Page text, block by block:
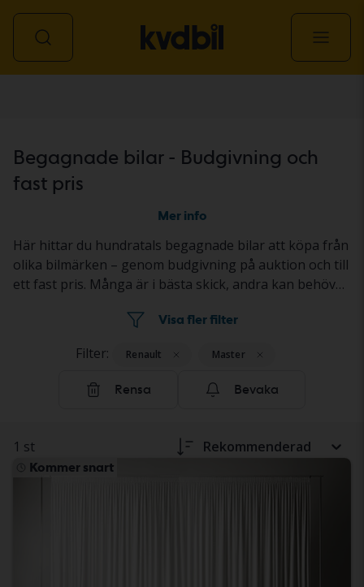
Begagnade bilar - Budgivning och
fast pris
Mer info
Här hittar du hundratals begagnade bilar att köpa från
olika bilmärken – genom budgivning på auktion och till
ett fast pris. Många är i bästa skick, andra kan behövas
resultatet redovisat i bilens annons. Så köper du en
Visa fler filter
Filter: Renault Master
Rensa Bevaka
1 st Rekommenderad
Kommer snart